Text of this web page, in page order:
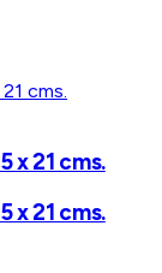
x 21 cms.
x 21 cms.